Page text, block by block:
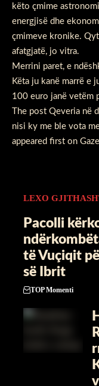
këto çmime
energjisë dhe
çmimeve kronike.
afatgjatë, jo vitra.
Merrini paret, e
Këta ju kanë marrë e
100 euro janë vetëm
The post Qeveria në
nisi ky me ble vota
appeared first on
LEXO
Pacolli
të Vuçiqit
së Ibrit
TOP Momenti